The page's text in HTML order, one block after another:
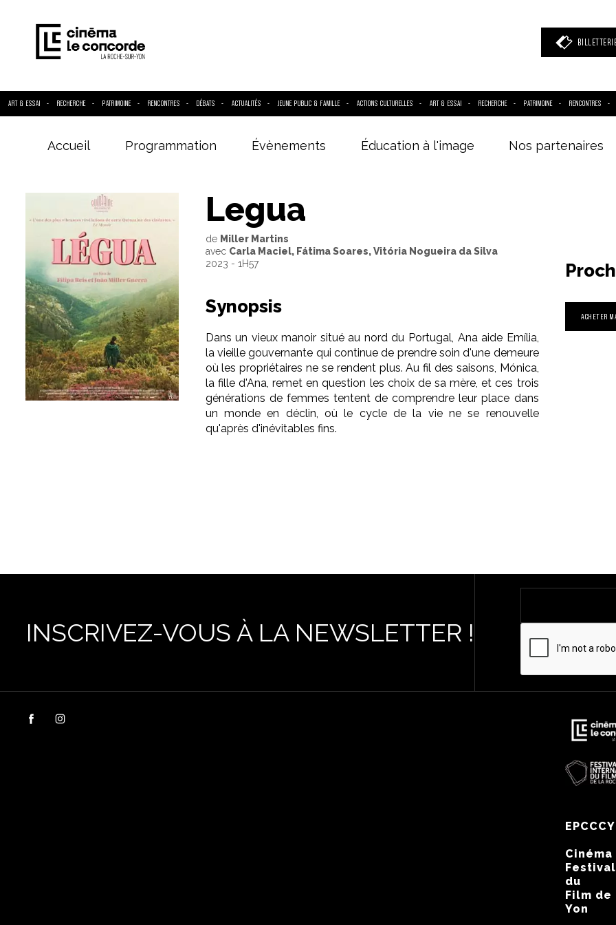
ART & ESSAI RECHERCHE PATRIMOINE RENCONTRES DÉBATS ACTUALITÉS JEUNE PUBLIC & FAMILLE ACTIONS CULTURELLES ART & ESSAI RECHERCHE PATRIMOINE RENCONTRES
Accueil Programmation Évènements Éducation à l'image Nos partenaires
Legua
de Miller Martins
avec Carla Maciel, Fátima Soares, Vitória Nogueira da Silva
2023 - 1H57
Synopsis
Dans un vieux manoir situé au nord du Portugal, Ana aide Emília,
la vieille gouvernante qui continue de prendre soin d'une demeure
où les propriétaires ne se rendent plus. Au fil des saisons, Mónica,
la fille d'Ana, remet en question les choix de sa mère, et ces trois
générations de femmes tentent de comprendre leur place dans
un monde en déclin, où le cycle de la vie ne se renouvelle
qu'après d'inévitables fins.
ACHETER
INSCRIVEZ-VOUS À LA NEWSLETTER !
EPCCCY
du
Film de
Yon